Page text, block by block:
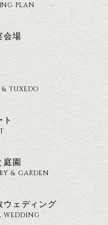
PLAN
会場
& TUXEDO
ト
庭園
& GARDEN
ウェディング
WEDDING